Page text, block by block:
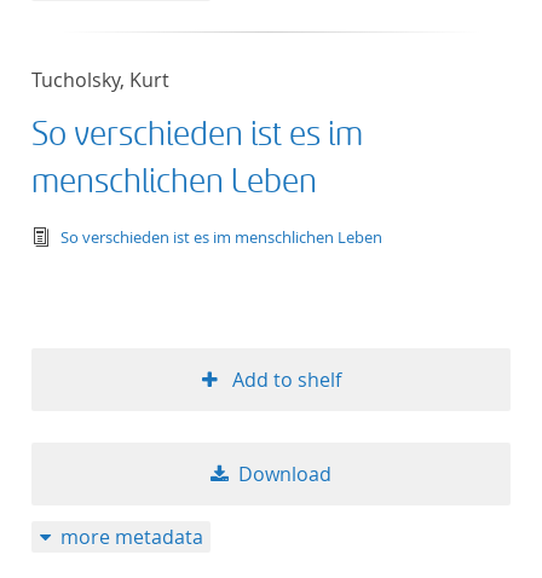
Tucholsky, Kurt
So verschieden ist es im
menschlichen Leben
text/tg.edition+tg.aggregation+xml
So verschieden ist es im menschlichen Leben
Add to shelf
Download
more metadata